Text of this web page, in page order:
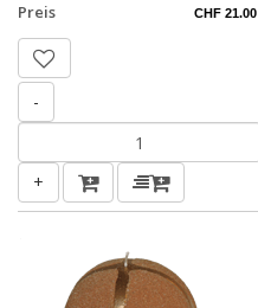
Preis
CHF 21.00
-
+